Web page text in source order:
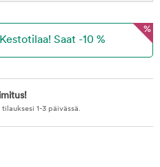
%
tilauksesi 1-3 päivässä.